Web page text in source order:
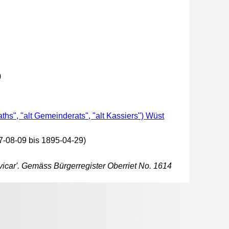
"alt Gemeinderats", "alt Kassiers") Wüst
08-09 bis 1895-04-29)
Gemäss Bürgerregister Oberriet No. 1614